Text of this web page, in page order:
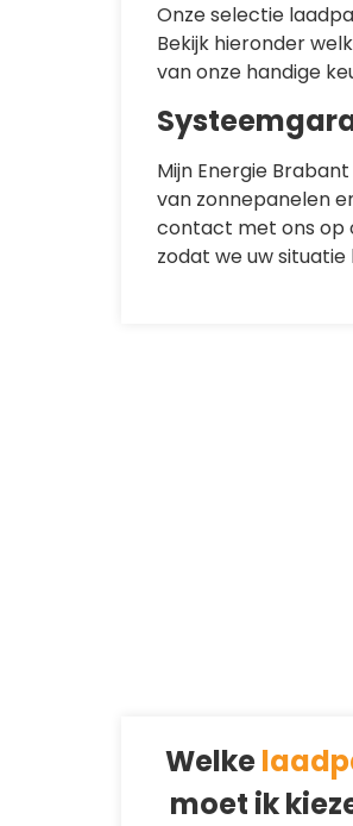
Onze selectie
Bekijk hieronder
van onze handige
Mijn Energie
van zonnepanelen
contact met ons op
zodat we uw
Welke
moet ik